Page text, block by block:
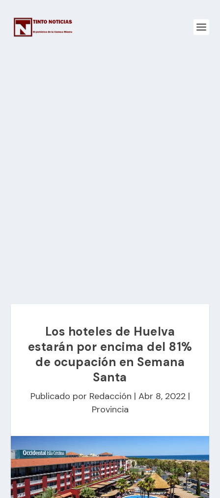
Los hoteles de Huelva
estarán por encima del 81%
de ocupación en Semana
Santa
Publicado por Redacción | Abr 8, 2022 |
Provincia